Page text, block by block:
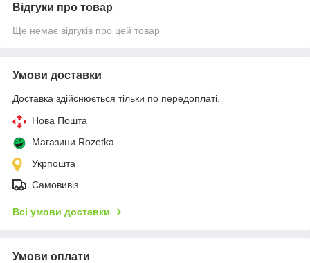
Відгуки про товар
Ще немає відгуків про цей товар
Умови доставки
Доставка здійснюється тільки по передоплаті.
Нова Пошта
Магазини Rozetka
Укрпошта
Самовивіз
Всі умови доставки
Умови оплати